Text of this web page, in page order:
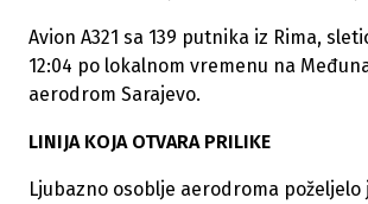
Avion A321 sa 139 putnika iz Rima,
12:04 po lokalnom vremenu na
aerodrom Sarajevo.
LINIJA KOJA OTVARA PRILIKE
Ljubazno osoblje aerodroma poželjelo